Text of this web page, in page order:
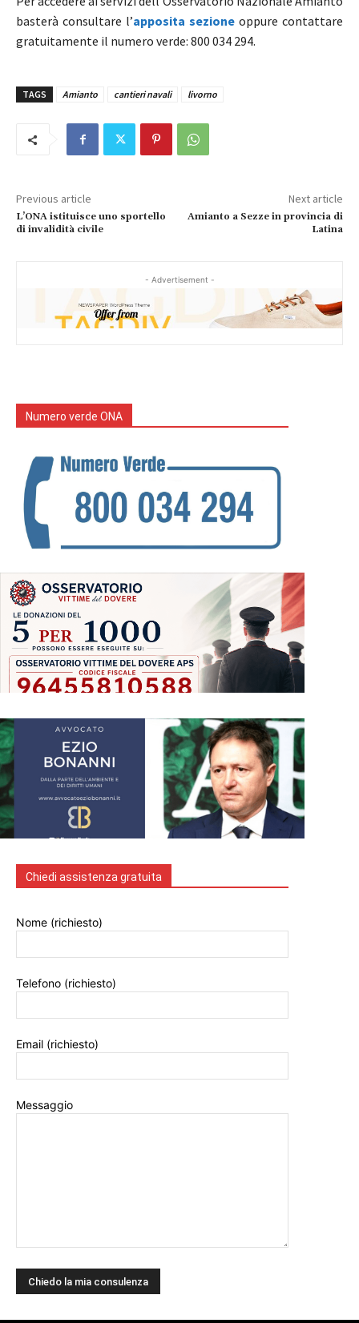
basterà consultare l’apposita sezione oppure contattare
gratuitamente il numero verde: 800 034 294.
TAGS Amianto cantieri navali livorno
Previous article
L’ONA istituisce uno sportello
di invalidità civile
Next article
Amianto a Sezze in provincia di
Latina
- Advertisement -
Numero verde ONA
Chiedi assistenza gratuita
Nome (richiesto)
Telefono (richiesto)
Email (richiesto)
Messaggio